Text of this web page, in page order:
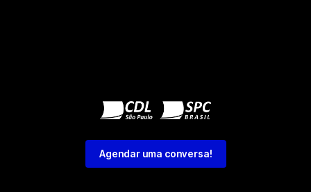
Agendar uma conversa!